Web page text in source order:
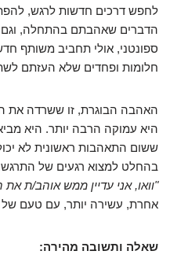
לחפש דרכים חדשות לרגש,
הדברים שאהבתם בהתחלה, וגם
ספונטני, אולי תחביב משותף
חלומות ופחדים שלא העזתם
האהבה הבוגרת, זו ששרדה את
היא עמוקה הרבה יותר. היא
ששום התאהבות ראשונית לא
בהחלט למצוא רגעים של
"וואו, אני עדיין ממש אוהב/ת
אחרת, עשירה יותר, עם טעם של
שאלה ותשובה מהירה: